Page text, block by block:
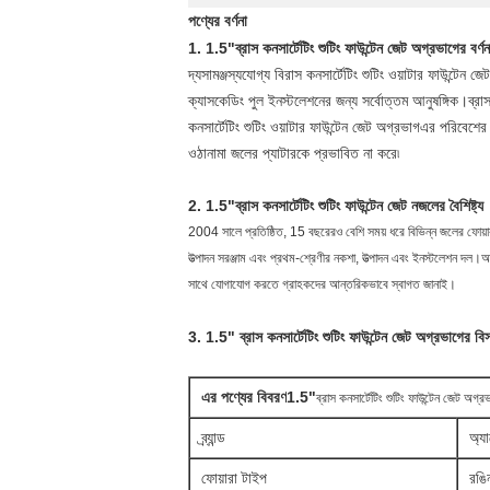
পণ্যের বর্ণনা
1. 1.5"ব্রাস কনসার্টেটিং শুটিং ফাউন্টেন জেট অগ্রভাগের
দ্যসামঞ্জস্যযোগ্য বিরাস কনসার্টেটিং শুটিং ওয়াটার ফাউন্টেন জেট
ক্যাসকেডিং পুল ইনস্টলেশনের জন্য সর্বোত্তম আনুষঙ্গিক।
কনসার্টেটিং শুটিং ওয়াটার ফাউন্টেন জেট অগ্রভাগএর
ওঠানামা জলের প্যাটারকে প্রভাবিত না করে৷
2. 1.5"ব্রাস কনসার্টেটিং শুটিং ফাউন্টেন জেট নজলের বৈশিষ্ট্য
2004 সালে প্রতিষ্ঠিত, 15 বছরেরও বেশি সময় ধরে বিভিন্ন জলের
উত্পাদন সরঞ্জাম এবং প্রথম-শ্রেণীর নকশা, উত্পাদন এবং ইনস্টলেশন
সাথে যোগাযোগ করতে গ্রাহকদের আন্তরিকভাবে স্বাগত জানাই।
3. 1.5" ব্রাস কনসার্টেটিং শুটিং ফাউন্টেন জেট অগ্রভাগের
এর পণ্যের বিবরণ1.5"ব্রাস কনসার্টেটিং শুটিং ফাউন্টেন জেট
ব্র্যান্ড
ফোয়ারা টাইপ